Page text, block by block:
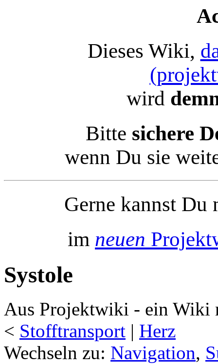
Dieses Wiki,
wird
Bitte sichere
wenn Du sie
Gerne kannst Du
im neuen
Systole
Aus Projektwiki - ein Wiki
< Stofftransport ‎ | Herz
Wechseln zu: Navigation,